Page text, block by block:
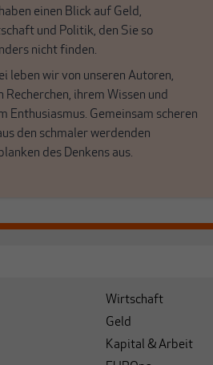
einen Blick auf Geld,
und Politik, den Sie so
nicht finden.
leben wir von unseren Autoren,
Recherchen, ihrem Wissen und
Enthusiasmus. Gemeinsam scheren
den schmaler werdenden
des Denkens aus.
Wirtschaft
Geld
Kapital & Arbeit